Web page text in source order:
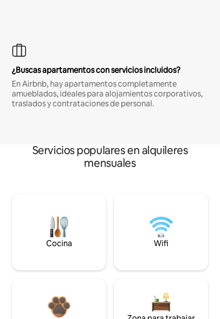
¿Buscas apartamentos con servicios incluidos?
En Airbnb, hay apartamentos completamente
amueblados, ideales para alojamientos corporativos,
traslados y contrataciones de personal.
Servicios populares en alquileres
mensuales
Cocina Wifi